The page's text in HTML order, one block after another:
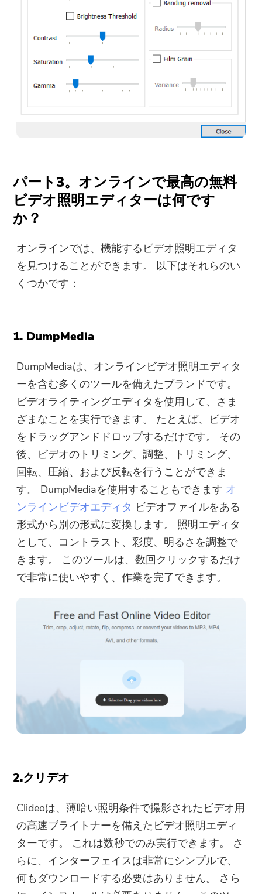
パート3。オンラインで最高の無料
ビデオ照明エディターは何です
か？
オンラインでは、機能するビデオ照明エディタ
を見つけることができます。 以下はそれらのい
くつかです：
1. DumpMedia
DumpMediaは、オンラインビデオ照明エディタ
ーを含む多くのツールを備えたブランドです。
ビデオライティングエディタを使用して、さま
ざまなことを実行できます。 たとえば、ビデオ
をドラッグアンドドロップするだけです。 その
後、ビデオのトリミング、調整、トリミング、
回転、圧縮、および反転を行うことができま
す。 DumpMediaを使用することもできます オ
ンラインビデオエディタ ビデオファイルをある
形式から別の形式に変換します。 照明エディタ
として、コントラスト、彩度、明るさを調整で
きます。 このツールは、数回クリックするだけ
で非常に使いやすく、作業を完了できます。
2.クリデオ
Clideoは、薄暗い照明条件で撮影されたビデオ用
の高速ブライトナーを備えたビデオ照明エディ
ターです。 これは数秒でのみ実行できます。 さ
らに、インターフェイスは非常にシンプルで、
何もダウンロードする必要はありません。 さら